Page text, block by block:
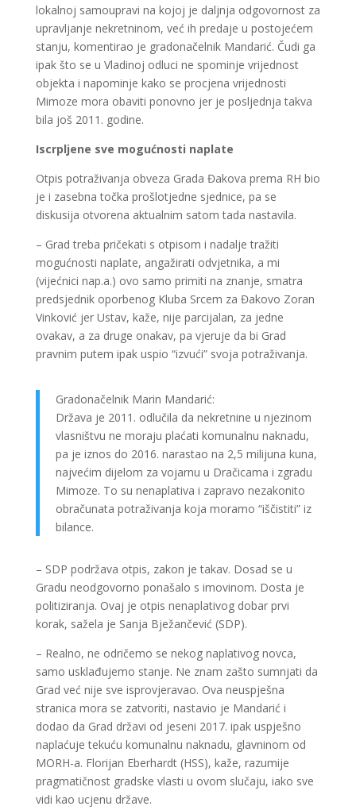
lokalnoj samoupravi na kojoj je daljnja odgovornost za
upravljanje nekretninom, već ih predaje u postojećem
stanju, komentirao je gradonačelnik Mandarić. Čudi ga
ipak što se u Vladinoj odluci ne spominje vrijednost
objekta i napominje kako se procjena vrijednosti
Mimoze mora obaviti ponovno jer je posljednja takva
bila još 2011. godine.
Iscrpljene sve mogućnosti naplate
Otpis potraživanja obveza Grada Đakova prema RH bio
je i zasebna točka prošlotjedne sjednice, pa se
diskusija otvorena aktualnim satom tada nastavila.
– Grad treba pričekati s otpisom i nadalje tražiti
mogućnosti naplate, angažirati odvjetnika, a mi
(vijećnici nap.a.) ovo samo primiti na znanje, smatra
predsjednik oporbenog Kluba Srcem za Đakovo Zoran
Vinković jer Ustav, kaže, nije parcijalan, za jedne
ovakav, a za druge onakav, pa vjeruje da bi Grad
pravnim putem ipak uspio “izvući” svoja potraživanja.
Gradonačelnik Marin Mandarić:
Država je 2011. odlučila da nekretnine u njezinom
vlasništvu ne moraju plaćati komunalnu naknadu,
pa je iznos do 2016. narastao na 2,5 milijuna kuna,
najvećim dijelom za vojarnu u Dračicama i zgradu
Mimoze. To su nenaplativa i zapravo nezakonito
obračunata potraživanja koja moramo “iščistiti” iz
bilance.
– SDP podržava otpis, zakon je takav. Dosad se u
Gradu neodgovorno ponašalo s imovinom. Dosta je
politiziranja. Ovaj je otpis nenaplativog dobar prvi
korak, sažela je Sanja Bježančević (SDP).
– Realno, ne odričemo se nekog naplativog novca,
samo usklađujemo stanje. Ne znam zašto sumnjati da
Grad već nije sve isprovjeravao. Ova neuspješna
stranica mora se zatvoriti, nastavio je Mandarić i
dodao da Grad državi od jeseni 2017. ipak uspješno
naplaćuje tekuću komunalnu naknadu, glavninom od
MORH-a. Florijan Eberhardt (HSS), kaže, razumije
pragmatičnost gradske vlasti u ovom slučaju, iako sve
vidi kao ucjenu države.